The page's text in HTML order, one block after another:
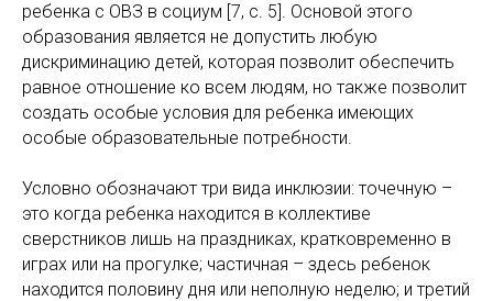
ребенка с ОВЗ в социум [7, с. 5]. Основой этого
образования является не допустить любую
дискриминацию детей, которая позволит обеспечить
равное отношение ко всем людям, но также позволит
создать особые условия для ребенка имеющих
особые образовательные потребности.
Условно обозначают три вида инклюзии: точечную –
это когда ребенка находится в коллективе
сверстников лишь на праздниках, кратковременно в
играх или на прогулке; частичная – здесь ребенок
находится половину дня или неполную неделю; и третий